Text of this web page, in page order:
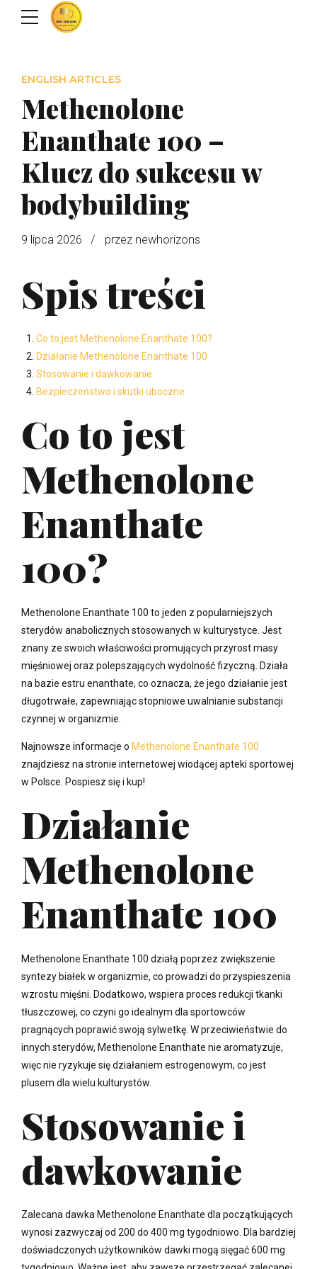
ENGLISH ARTICLES
Methenolone
Enanthate 100 –
Klucz do sukcesu w
bodybuilding
9 lipca 2026 przez newhorizons
Spis treści
Co to jest Methenolone Enanthate 100?
Działanie Methenolone Enanthate 100
Stosowanie i dawkowanie
Bezpieczeństwo i skutki uboczne
Co to jest
Methenolone
Enanthate
100?
Methenolone Enanthate 100 to jeden z popularniejszych
sterydów anabolicznych stosowanych w kulturystyce. Jest
znany ze swoich właściwości promujących przyrost masy
mięśniowej oraz polepszających wydolność fizyczną. Działa
na bazie estru enanthate, co oznacza, że jego działanie jest
długotrwałe, zapewniając stopniowe uwalnianie substancji
czynnej w organizmie.
Najnowsze informacje o Methenolone Enanthate 100
znajdziesz na stronie internetowej wiodącej apteki sportowej
w Polsce. Pospiesz się i kup!
Działanie
Methenolone
Enanthate 100
Methenolone Enanthate 100 działą poprzez zwiększenie
syntezy białek w organizmie, co prowadzi do przyspieszenia
wzrostu mięśni. Dodatkowo, wspiera proces redukcji tkanki
tłuszczowej, co czyni go idealnym dla sportowców
pragnących poprawić swoją sylwetkę. W przeciwieństwie do
innych sterydów, Methenolone Enanthate nie aromatyzuje,
więc nie ryzykuje się działaniem estrogenowym, co jest
plusem dla wielu kulturystów.
Stosowanie i
dawkowanie
Zalecana dawka Methenolone Enanthate dla początkujących
wynosi zazwyczaj od 200 do 400 mg tygodniowo. Dla bardziej
doświadczonych użytkowników dawki mogą sięgać 600 mg